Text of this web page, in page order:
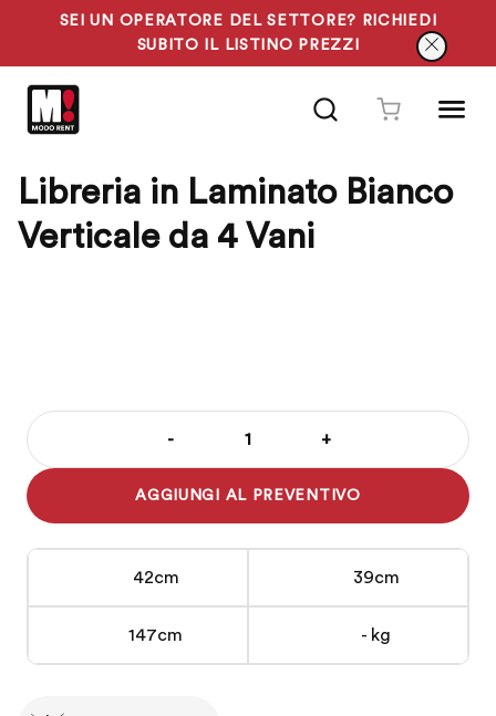
SEI UN OPERATORE DEL SETTORE? RICHIEDI
SUBITO IL LISTINO PREZZI
contenuto
Libreria in Laminato Bianco
Verticale da 4 Vani
-
Libreria
Laminato
4
quantità
+
AGGIUNGI AL PREVENTIVO
42cm 39cm
147cm - kg